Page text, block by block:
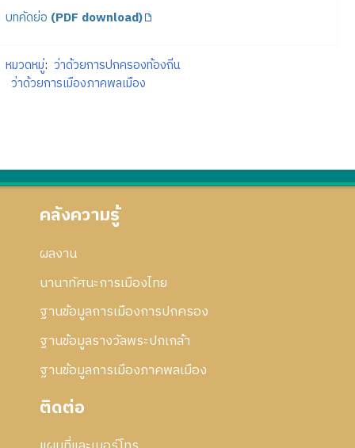
บทคัดย่อ (PDF download)
หมวดหมู่: ว่าด้วยการปกครองท้องถิ่น
ว่าด้วยการเมืองภาคพลเมือง
คลังความรู้
ผลงาน
นานาทัศนะการเมืองไทย
ฐานข้อมูลการเมืองการปกครอง
ฐานข้อมูลรางวัลพระปกเกล้า
ฐานข้อมูลการเมืองภาคพลเมือง
ติดต่อ